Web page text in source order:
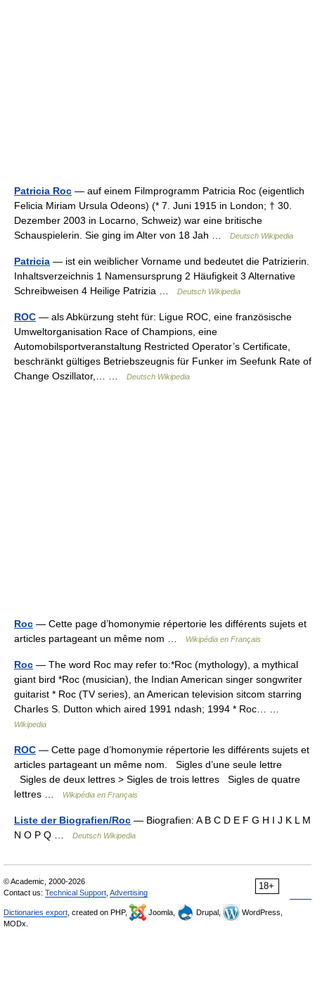
Patricia Roc — auf einem Filmprogramm Patricia Roc (eigentlich
Felicia Miriam Ursula Odeons) (* 7. Juni 1915 in London; † 30.
Dezember 2003 in Locarno, Schweiz) war eine britische
Schauspielerin. Sie ging im Alter von 18 Jah …
Deutsch Wikipedia
Patricia — ist ein weiblicher Vorname und bedeutet die Patrizierin.
Inhaltsverzeichnis 1 Namensursprung 2 Häufigkeit 3 Alternative
Schreibweisen 4 Heilige Patrizia …
Deutsch Wikipedia
ROC — als Abkürzung steht für: Ligue ROC, eine französische
Umweltorganisation Race of Champions, eine
Automobilsportveranstaltung Restricted Operator’s Certificate,
beschränkt gültiges Betriebszeugnis für Funker im Seefunk Rate of
Change Oszillator,… …
Deutsch Wikipedia
Roc — Cette page d’homonymie répertorie les différents sujets et
articles partageant un même nom …
Wikipédia en Français
Roc — The word Roc may refer to:*Roc (mythology), a mythical
giant bird *Roc (musician), the Indian American singer songwriter
guitarist * Roc (TV series), an American television sitcom starring
Charles S. Dutton which aired 1991 ndash; 1994 * Roc… …
Wikipedia
ROC — Cette page d’homonymie répertorie les différents sujets et
articles partageant un même nom. Sigles d’une seule lettre
Sigles de deux lettres > Sigles de trois lettres Sigles de quatre
lettres …
Wikipédia en Français
Liste der Biografien/Roc — Biografien: A B C D E F G H I J K L M
N O P Q …
Deutsch Wikipedia
18+
© Academic, 2000-2026
Contact us: Technical Support Advertising
Dictionaries export , created on PHP, Joomla, Drupal,
WordPress,
MODx.